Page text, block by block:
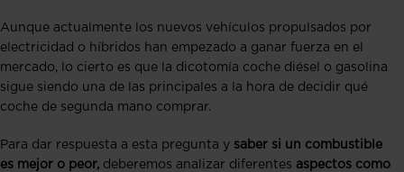
Aunque actualmente los nuevos vehículos propulsados por
electricidad o híbridos han empezado a ganar fuerza en el
mercado, lo cierto es que la dicotomía coche diésel o gasolina
sigue siendo una de las principales a la hora de decidir qué
coche de segunda mano comprar.
Para dar respuesta a esta pregunta y saber si un combustible
es mejor o peor, deberemos analizar diferentes aspectos como